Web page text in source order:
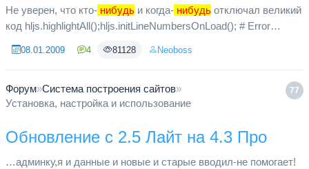
Не уверен, что кто- нибудь и когда- нибудь отключал великий
код hljs.highlightAll();hljs.initLineNumbersOnLoad(); # Error
08.01.2009 4 81128 Neoboss
77
Форум»Система построения сайтов»
Установка, настройка и использование
Обновление с 2.5 Лайт на 4.3 Про
…админку,я и данные и новые и старые вводил-не помогает!